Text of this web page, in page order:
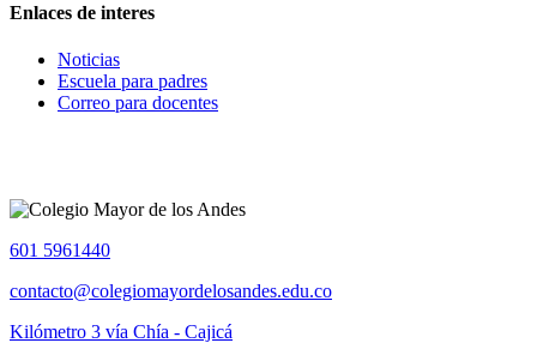
Enlaces de interes
Noticias
Escuela para padres
Correo para docentes
601 5961440
contacto@colegiomayordelosandes.edu.co
Kilómetro 3 vía Chía - Cajicá